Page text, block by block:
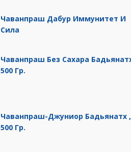
Чаванпраш Дабур Иммунитет И
Сила
Чаванпраш Без Сахара
500 Гр.
Чаванпраш-Джуниор Бадьянатх ,
500 Гр.